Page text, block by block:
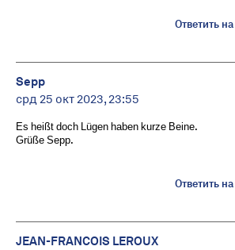
Ответить
Sepp
срд 25 окт 2023, 23:55
Es heißt doch Lügen haben kurze Beine.
Grüße Sepp.
Ответить
JEAN-FRANCOIS LEROUX